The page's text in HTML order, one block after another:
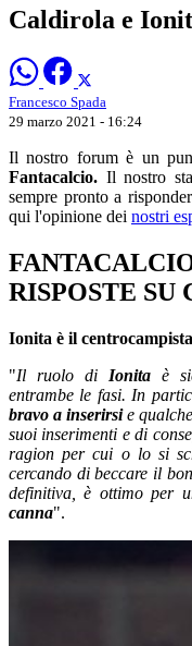
Caldirola e
Francesco Spada
29 marzo 2021 - 16:24
Il nostro forum è un
Fantacalcio. Il nostro
sempre pronto a
qui l'opinione dei nostri
RISPOSTE
Ionita è il
"Il ruolo di Ionita è
entrambe le fasi. In
bravo a inserirsie
suoi inserimenti e di
ragion per cui o lo si
cercando di beccare il
definitiva, è ottimo per
canna".